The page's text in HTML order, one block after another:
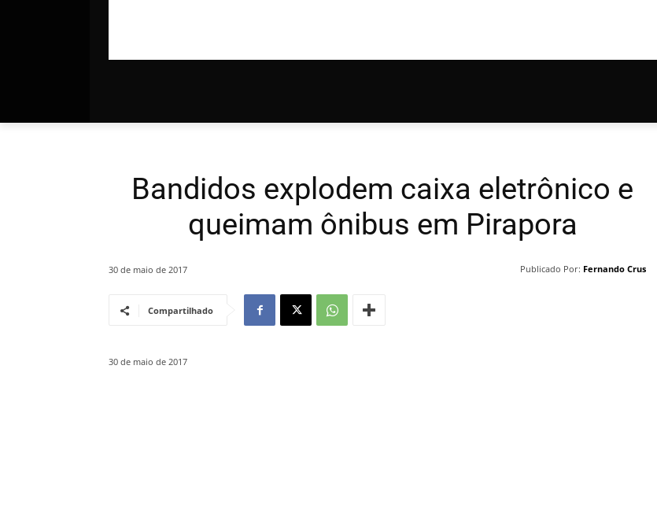
Bandidos explodem caixa eletrônico e
queimam ônibus em Pirapora
Publicado Por: Fernando Crus
30 de maio de 2017
Compartilhado
30 de maio de 2017